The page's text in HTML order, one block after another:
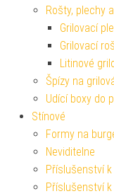
Rošty, plechy
Grilovací
Grilovací
Litinové
Špízy na
Udící boxy do
Stínové
Formy na
Neviditelne
Příslušenství k
Příslušenství k